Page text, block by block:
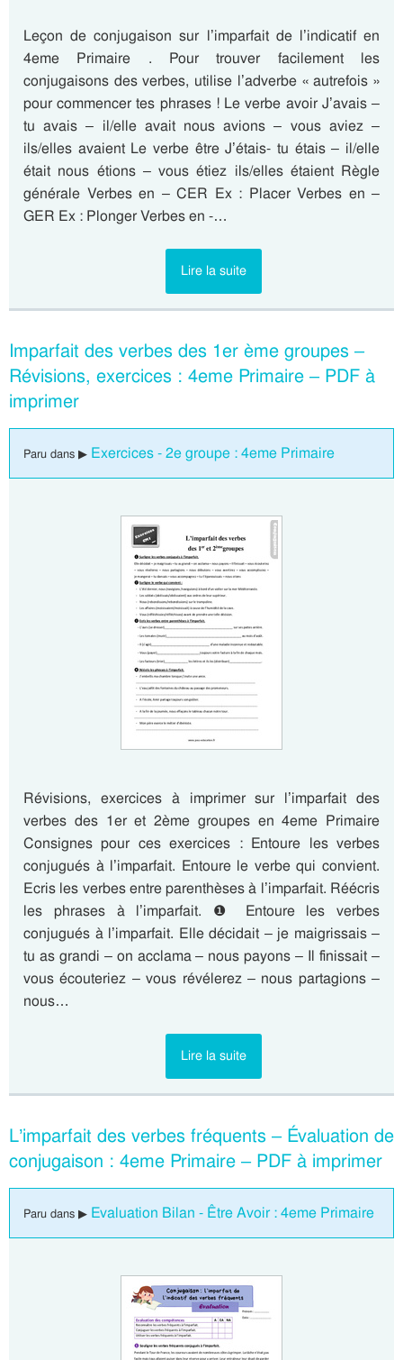
Leçon de conjugaison sur l’imparfait de l’indicatif en
4eme Primaire . Pour trouver facilement les
conjugaisons des verbes, utilise l’adverbe « autrefois »
pour commencer tes phrases ! Le verbe avoir J’avais –
tu avais – il/elle avait nous avions – vous aviez –
ils/elles avaient Le verbe être J’étais- tu étais – il/elle
était nous étions – vous étiez ils/elles étaient Règle
générale Verbes en – CER Ex : Placer Verbes en –
GER Ex : Plonger Verbes en -…
Lire la suite
Imparfait des verbes des 1er ème groupes –
Révisions, exercices : 4eme Primaire – PDF à
imprimer
Paru dans ▶ Exercices - 2e groupe : 4eme Primaire
Révisions, exercices à imprimer sur l’imparfait des
verbes des 1er et 2ème groupes en 4eme Primaire
Consignes pour ces exercices : Entoure les verbes
conjugués à l’imparfait. Entoure le verbe qui convient.
Ecris les verbes entre parenthèses à l’imparfait. Réécris
les phrases à l’imparfait. ❶ Entoure les verbes
conjugués à l’imparfait. Elle décidait – je maigrissais –
tu as grandi – on acclama – nous payons – Il finissait –
vous écouteriez – vous révélerez – nous partagions –
nous…
Lire la suite
L’imparfait des verbes fréquents – Évaluation de
conjugaison : 4eme Primaire – PDF à imprimer
Paru dans ▶ Evaluation Bilan - Être Avoir : 4eme Primaire